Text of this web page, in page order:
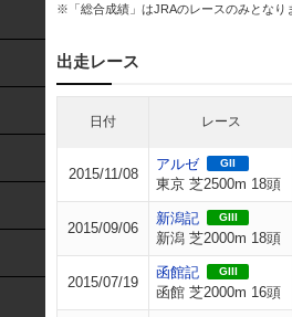
※「総合成績」はJRAのレースのみとなり
出走レース
日付 レース
2015/11/08
アルゼ GII
東京 芝2500m 18頭
2015/09/06
新潟記 GIII
新潟 芝2000m 18頭
2015/07/19
函館記 GIII
函館 芝2000m 16頭